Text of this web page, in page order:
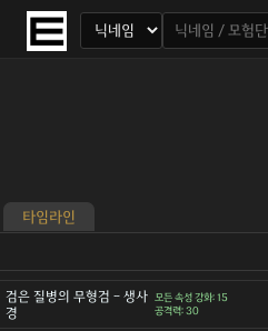
타임라인
검은 질병의 무형검 - 생사
경
모든 속성 강화: 15
공격력: 30